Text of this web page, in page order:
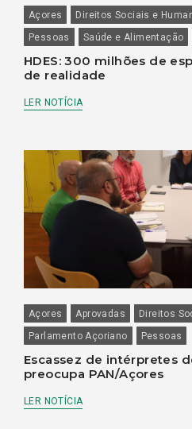
Açores Direitos Sociais e
Pessoas
Saúde e Alimentação
HDES: 300 milhões de
de realidade
LER NOTÍCIA
Açores Aprovadas Direitos
Parlamento Açoriano
Pessoas
Escassez de intérpretes
preocupa PAN/Açores
LER NOTÍCIA